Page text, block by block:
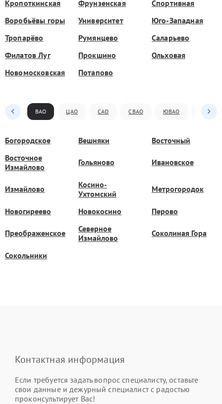
Кропоткинская Фрунзенская
Спортивная
Воробьёвы горы
Университет
Юго-Западная
Тропарёво
Румянцево
Саларьево
Филатов Луг
Прокшино
Ольховая
Новомосковская
Потапово
ВАО ЦАО САО СВАО ЮВАО ЮАО
Богородское Вешняки
Восточный
Восточное
Измайлово
Гольяново Ивановское
Измайлово
Косино-
Ухтомский
Метрогородок
Новогиреево Новокосино Перово
Преображенское
Северное
Измайлово
Соколиная Гора
Сокольники
Контактная информация
Если требуется задать вопрос специалисту, оставьте
свои данные и дежурный специалист с радостью
проконсультирует Вас!